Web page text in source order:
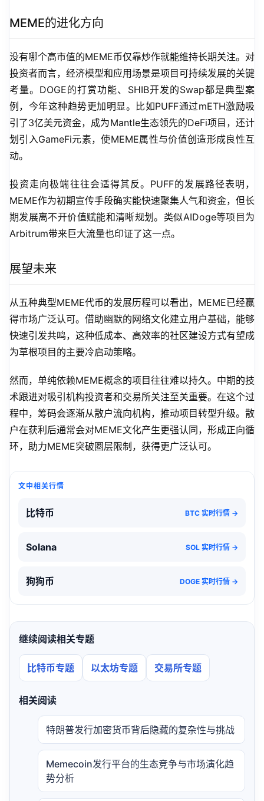
MEME的进化方向
没有哪个高市值的MEME币仅靠炒作就能维持长期关注。对
投资者而言，经济模型和应用场景是项目可持续发展的关键
考量。DOGE的打赏功能、SHIB开发的Swap都是典型案
例，今年这种趋势更加明显。比如PUFF通过mETH激励吸
引了3亿美元资金，成为Mantle生态领先的DeFi项目，还计
划引入GameFi元素，使MEME属性与价值创造形成良性互
动。
投资走向极端往往会适得其反。PUFF的发展路径表明，
MEME作为初期宣传手段确实能快速聚集人气和资金，但长
期发展离不开价值赋能和清晰规划。类似AIDoge等项目为
Arbitrum带来巨大流量也印证了这一点。
展望未来
从五种典型MEME代币的发展历程可以看出，MEME已经赢
得市场广泛认可。借助幽默的网络文化建立用户基础，能够
快速引发共鸣，这种低成本、高效率的社区建设方式有望成
为草根项目的主要冷启动策略。
然而，单纯依赖MEME概念的项目往往难以持久。中期的技
术跟进对吸引机构投资者和交易所关注至关重要。在这个过
程中，筹码会逐渐从散户流向机构，推动项目转型升级。散
户在获利后通常会对MEME文化产生更强认同，形成正向循
环，助力MEME突破圈层限制，获得更广泛认可。
文中相关行情
比特币 BTC 实时行情 →
Solana SOL 实时行情 →
狗狗币 DOGE 实时行情 →
继续阅读相关专题
比特币专题 以太坊专题 交易所专题
相关阅读
特朗普发行加密货币背后隐藏的复杂性与挑战
Memecoin发行平台的生态竞争与市场演化趋
势分析